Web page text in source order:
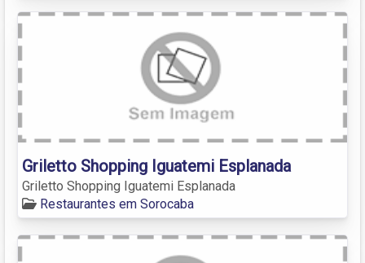
Griletto Shopping Iguatemi Esplanada
Griletto Shopping Iguatemi Esplanada
Restaurantes em Sorocaba